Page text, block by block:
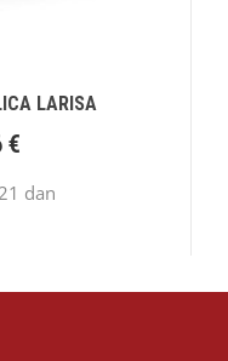
LARISA
€
dan